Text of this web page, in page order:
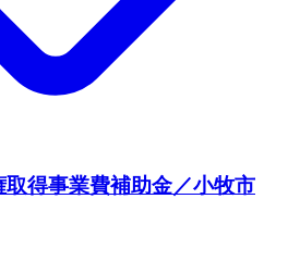
得事業費補助金／小牧市